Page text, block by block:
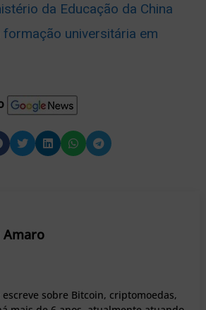
da Educação da China
universitária em
Amaro
sobre Bitcoin, criptomoedas,